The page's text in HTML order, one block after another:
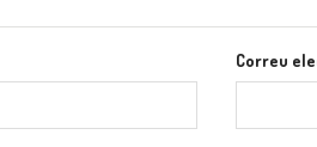
Correu